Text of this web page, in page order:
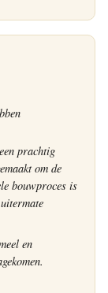
prachtig
om de
bouwproces is
en